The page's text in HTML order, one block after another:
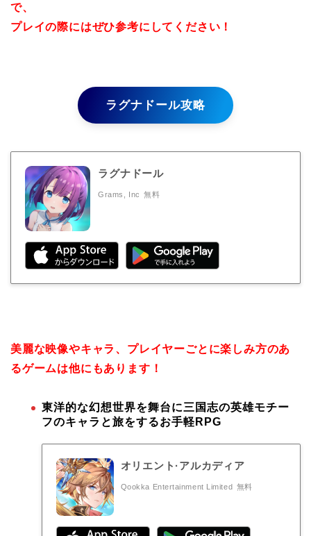
で、
プレイの際にはぜひ参考にしてください！
ラグナドール攻略
ラグナドール
Grams, Inc 無料
美麗な映像やキャラ、プレイヤーごとに楽しみ方のあ
るゲームは他にもあります！
東洋的な幻想世界を舞台に三国志の英雄モチー
フのキャラと旅をするお手軽RPG
オリエント·アルカディア
Qookka Entertainment Limited 無料